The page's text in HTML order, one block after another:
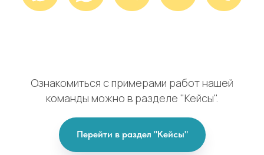
Ознакомиться с примерами работ нашей
команды можно в разделе "Кейсы".
Перейти в раздел "Кейсы"